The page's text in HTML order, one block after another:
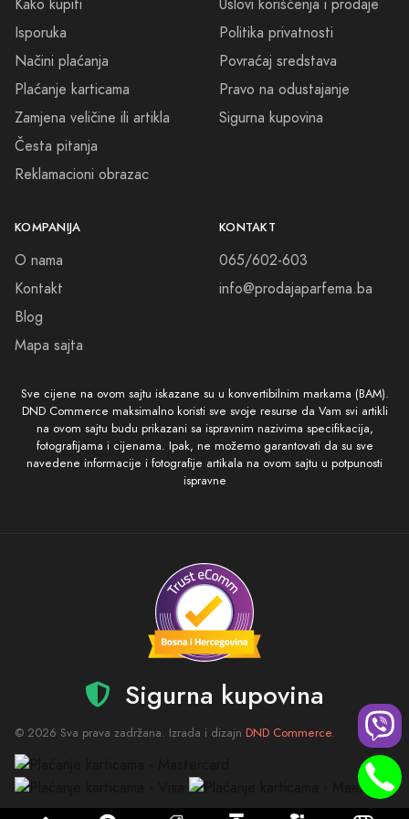
Kako kupiti
Isporuka
Načini plaćanja
Plaćanje karticama
Zamjena veličine ili artikla
Česta pitanja
Reklamacioni obrazac
Uslovi korišćenja i prodaje
Politika privatnosti
Povraćaj sredstava
Pravo na odustajanje
Sigurna kupovina
KOMPANIJA
O nama
Kontakt
Blog
Mapa sajta
KONTAKT
065/602-603
info@prodajaparfema.ba
Sve cijene na ovom sajtu iskazane su u konvertibilnim markama (BAM).
DND Commerce maksimalno koristi sve svoje resurse da Vam svi artikli
na ovom sajtu budu prikazani sa ispravnim nazivima specifikacija,
fotografijama i cijenama. Ipak, ne možemo garantovati da su sve
navedene informacije i fotografije artikala na ovom sajtu u potpunosti
ispravne
Sigurna kupovina
© 2026 Sva prava zadržana. Izrada i dizajn DND Commerce.